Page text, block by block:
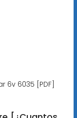
6v 6035 [PDF]